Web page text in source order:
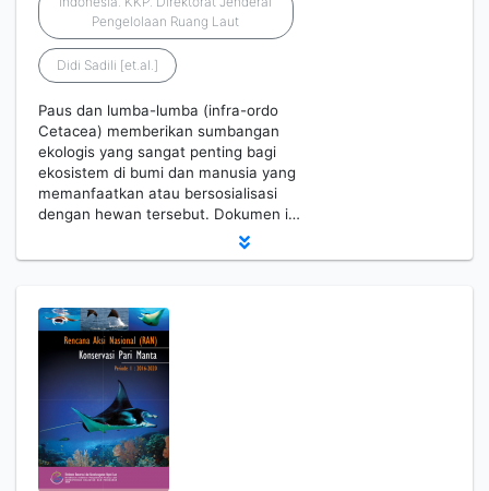
Pengelolaan Ruang Laut
Didi Sadili [et.al.]
Paus dan lumba-lumba (infra-ordo
Cetacea) memberikan sumbangan
ekologis yang sangat penting bagi
ekosistem di bumi dan manusia yang
memanfaatkan atau bersosialisasi
dengan hewan tersebut. Dokumen i…